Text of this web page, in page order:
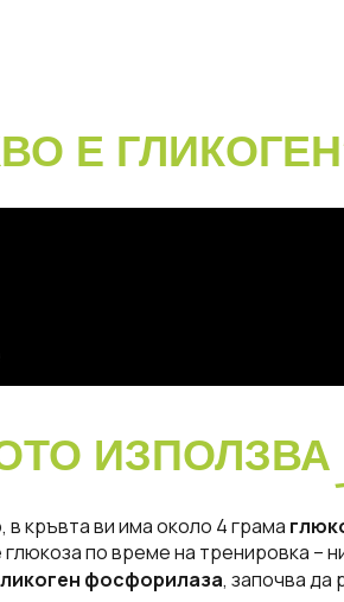
Е
ИЗПОЛЗВА
кръвта ви има около 4 грама
по време на тренировка –
фосфорилаза, започва да